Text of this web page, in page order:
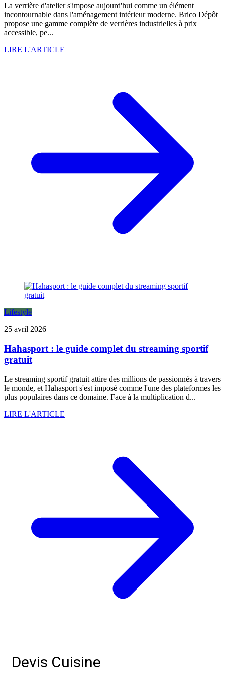
La verrière d'atelier s'impose aujourd'hui comme un élément
incontournable dans l'aménagement intérieur moderne. Brico Dépôt
propose une gamme complète de verrières industrielles à prix
accessible, pe...
LIRE L'ARTICLE
Lifestyle
25 avril 2026
Hahasport : le guide complet du streaming sportif
gratuit
Le streaming sportif gratuit attire des millions de passionnés à travers
le monde, et Hahasport s'est imposé comme l'une des plateformes les
plus populaires dans ce domaine. Face à la multiplication d...
LIRE L'ARTICLE
Devis Cuisine